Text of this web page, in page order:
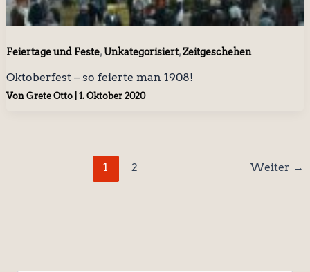
Feiertage und Feste,Unkategorisiert,Zeitgeschehen
Oktoberfest – so feierte man 1908!
Von Grete Otto 1. Oktober 2020
1 2 Weiter →